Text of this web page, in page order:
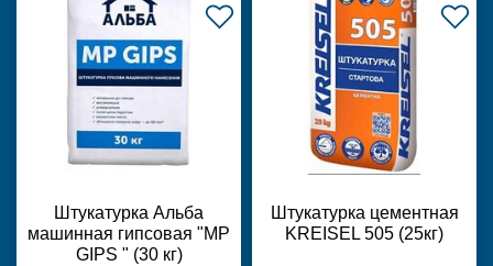
Штукатурка Альба
машинная гипсовая "MP
GIPS " (30 кг)
Штукатурка цементная
KREISEL 505 (25кг)